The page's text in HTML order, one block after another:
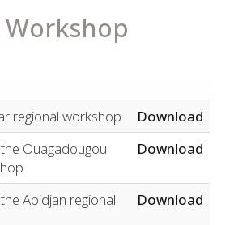
Workshop
regional workshop
Download
Ouagadougou
Download
Abidjan regional
Download